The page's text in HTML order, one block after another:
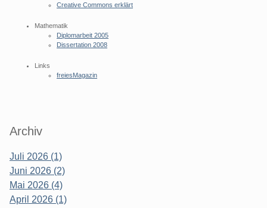
Creative Commons erklärt
Mathematik
Diplomarbeit 2005
Dissertation 2008
Links
freiesMagazin
Archiv
Juli 2026 (1)
Juni 2026 (2)
Mai 2026 (4)
April 2026 (1)